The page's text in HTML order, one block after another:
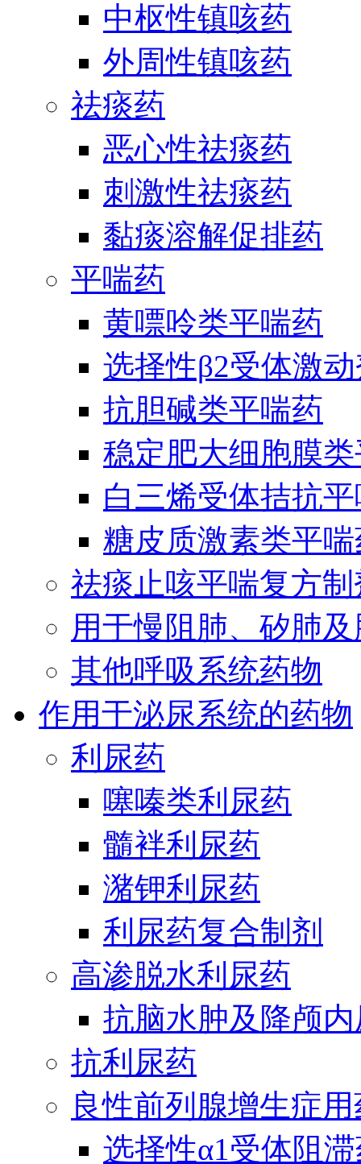
中枢性镇咳药
外周性镇咳药
祛痰药
恶心性祛痰药
刺激性祛痰药
黏痰溶解促排药
平喘药
黄嘌呤类平喘药
选择性β2受体激
抗胆碱类平喘药
稳定肥大细胞膜
白三烯受体拮抗
糖皮质激素类平
祛痰止咳平喘复方制
用于慢阻肺、矽肺
其他呼吸系统药物
作用于泌尿系统的药物
利尿药
噻嗪类利尿药
髓袢利尿药
潴钾利尿药
利尿药复合制剂
高渗脱水利尿药
抗脑水肿及降颅
抗利尿药
良性前列腺增生症
选择性α1受体阻